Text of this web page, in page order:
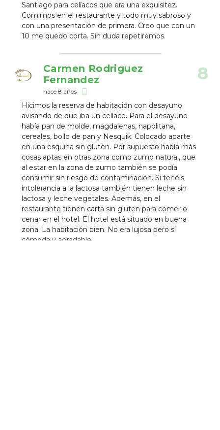
Santiago para celíacos que era una exquisitez.
Comimos en el restaurante y todo muy sabroso y
con una presentación de primera. Creo que con un
10 me quedo corta. Sin duda repetiremos.
Carmen Rodriguez
Fernandez
hace 8 años phone_android
8
Hicimos la reserva de habitación con desayuno
avisando de que iba un celíaco. Para el desayuno
había pan de molde, magdalenas, napolitana,
cereales, bollo de pan y Nesquik. Colocado aparte
en una esquina sin gluten. Por supuesto había más
cosas aptas en otras zona como zumo natural, que
al estar en la zona de zumo también se podía
consumir sin riesgo de contaminación. Si tenéis
intolerancia a la lactosa también tienen leche sin
lactosa y leche vegetales. Además, en el
restaurante tienen carta sin gluten para comer o
cenar en el hotel. El hotel está situado en buena
zona. La habitación bien. No era lujosa pero sí
cómoda y agradable.